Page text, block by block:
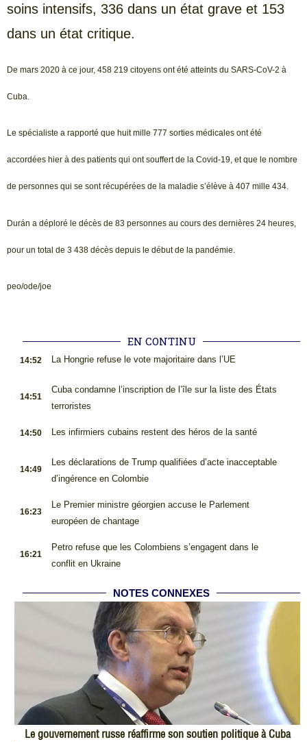
soins intensifs, 336 dans un état grave et 153
dans un état critique.
De mars 2020 à ce jour, 458 219 citoyens ont été atteints du SARS-CoV-2 à
Cuba.
Le spécialiste a rapporté que huit mille 777 sorties médicales ont été
accordées hier à des patients qui ont souffert de la Covid-19, et que le nombre
de personnes qui se sont récupérées de la maladie s’élève à 407 mille 434.
Durán a déploré le décès de 83 personnes au cours des dernières 24 heures,
pour un total de 3 438 décès depuis le début de la pandémie.
peo/ode/joe
EN CONTINU
14:52 La Hongrie refuse le vote majoritaire dans l’UE
14:51
Cuba condamne l’inscription de l’île sur la liste des États
terroristes
14:50 Les infirmiers cubains restent des héros de la santé
14:49
Les déclarations de Trump qualifiées d’acte inacceptable
d’ingérence en Colombie
16:23
Le Premier ministre géorgien accuse le Parlement
européen de chantage
16:21
Petro refuse que les Colombiens s’engagent dans le
conflit en Ukraine
NOTES CONNEXES
Le gouvernement russe réaffirme son soutien politique à Cuba